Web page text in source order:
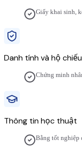
Giấy khai sinh,
Danh tính và hộ chiếu
Chứng minh
Thông tin học thuật
Bằng tốt nghiệp